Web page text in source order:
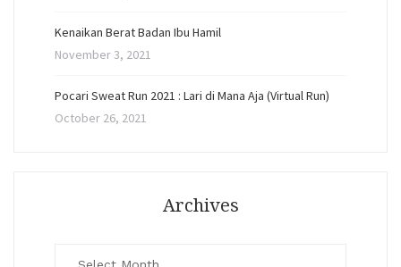
Kenaikan Berat Badan Ibu Hamil
November 3, 2021
Pocari Sweat Run 2021 : Lari di Mana Aja (Virtual Run)
October 26, 2021
Archives